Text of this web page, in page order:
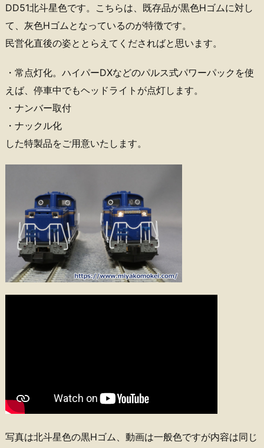
DD51北斗星色です。こちらは、既存品が黒色Hゴムに対し
て、灰色Hゴムとなっているのが特徴です。
民営化直後の姿ととらえてくださればと思います。
・常点灯化。ハイパーDXなどのパルス式パワーパックを使
えば、停車中でもヘッドライトが点灯します。
・ナンバー取付
・ナックル化
した特製品をご用意いたします。
写真は北斗星色の黒Hゴム、動画は一般色ですが内容は同じ